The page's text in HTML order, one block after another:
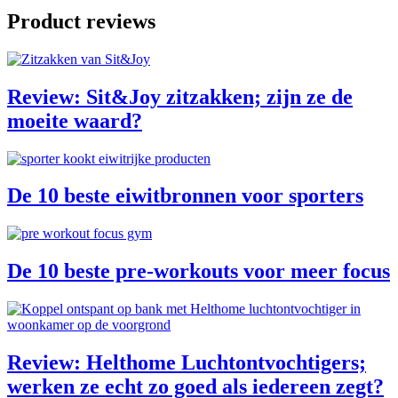
Product reviews
Review: Sit&Joy zitzakken; zijn ze de
moeite waard?
De 10 beste eiwitbronnen voor sporters
De 10 beste pre-workouts voor meer focus
Review: Helthome Luchtontvochtigers;
werken ze echt zo goed als iedereen zegt?